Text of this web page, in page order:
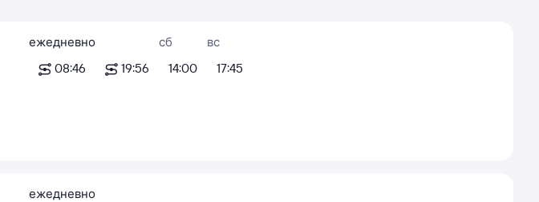
ежедневно
08:46
19:56
сб
14:00
вс
17:45
ежедневно